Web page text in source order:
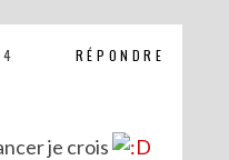
RÉPONDRE
je crois